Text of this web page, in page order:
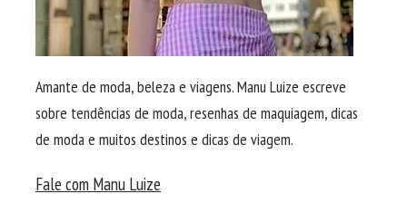
Amante de moda, beleza e viagens. Manu Luize escreve
sobre tendências de moda, resenhas de maquiagem, dicas
de moda e muitos destinos e dicas de viagem.
Fale com Manu Luize